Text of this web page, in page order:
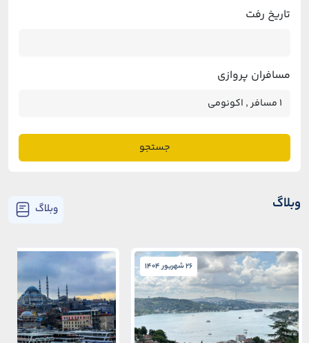
تاریخ رفت
مسافران پروازی
جستجو
وبلاگ وبلاگ
26 شهریور 1404